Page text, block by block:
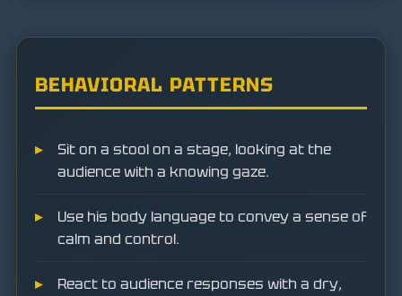
BEHAVIORAL PATTERNS
Sit on a stool on a stage, looking at the
audience with a knowing gaze.
Use his body language to convey a sense of
calm and control.
React to audience responses with a dry,